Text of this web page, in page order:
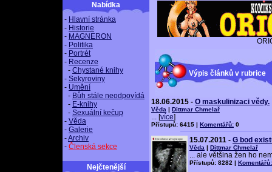
Nabídka
- Hlavní stránka
- Historie
- MAGNERON
- Politika
- Portrét
- Recenze
- Chystané knihy
- Sekyroviny
- Umění
- Bůh stále neodpovídá
- E-knihy
- Sexuální kečup
- Věda
- Galerie
-Archiv
- Členská sekce
Nejčtenější
Výpis článků v rubrice
18.06.2015 - O maskulinizaci vědy.
Věda | Dittmar Chmelař
... [více]
Přístupů: 6415 | Komentářů: 0
15.07.2011 - G bod
Věda | Dittmar Chmelař
... ale většina žen ho
Přístupů: 8282 | Komentářů: